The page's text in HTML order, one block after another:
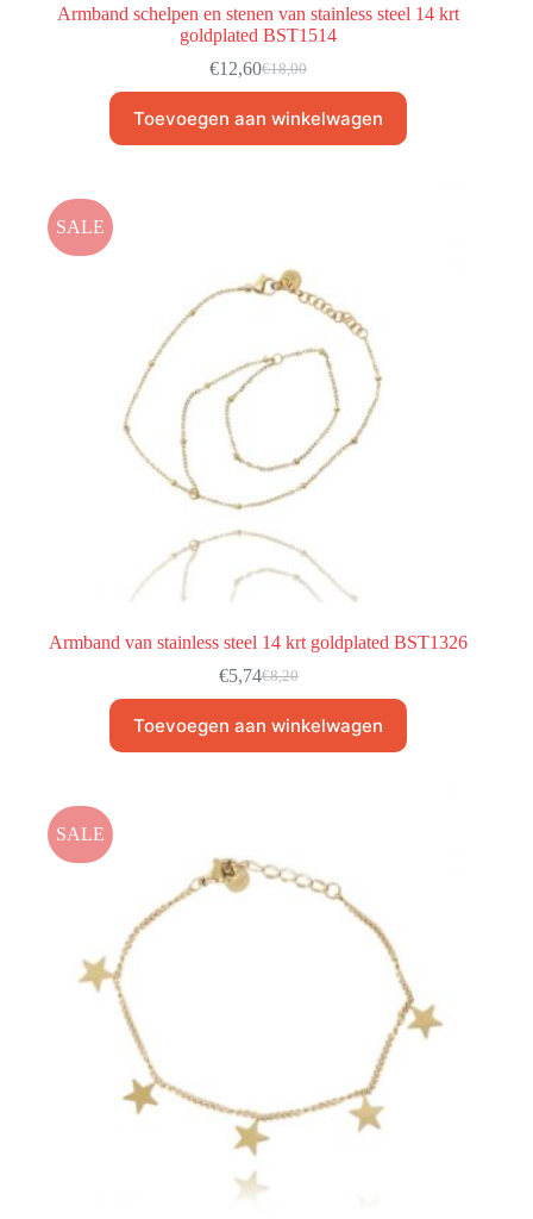
Armband schelpen en stenen van stainless steel 14 krt
goldplated BST1514
€18,00
€12,60
Toevoegen aan winkelwagen
SALE
Armband van stainless steel 14 krt goldplated BST1326
€8,20
€5,74
Toevoegen aan winkelwagen
SALE